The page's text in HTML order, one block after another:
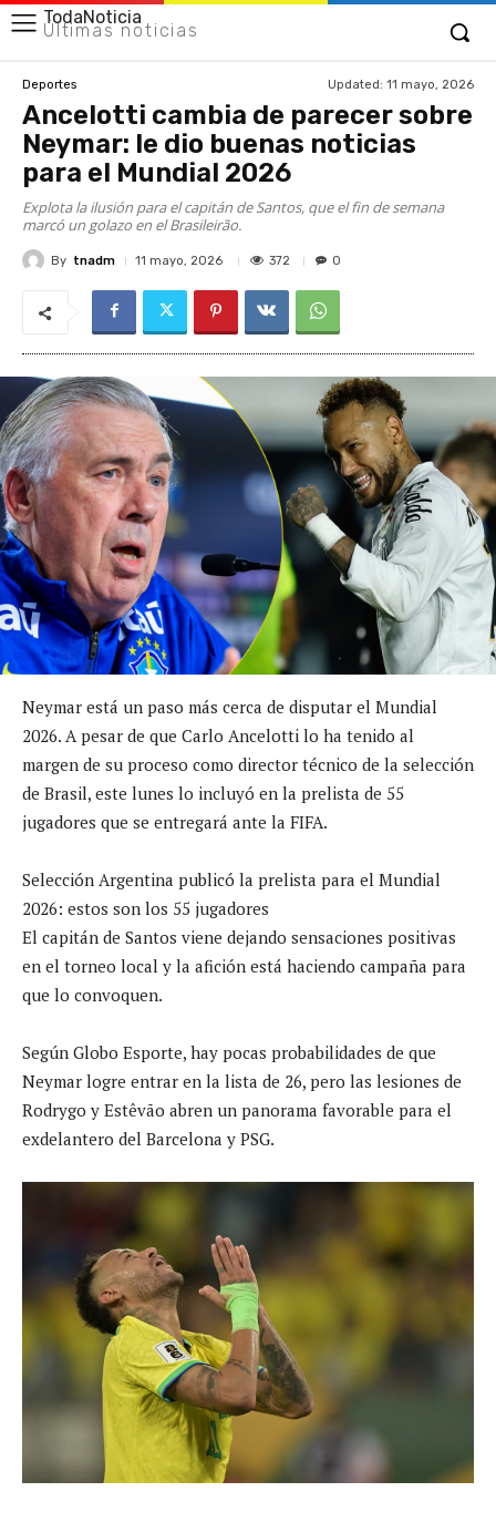
TodaNoticia
Últimas noticias
Deportes Updated: 11 mayo, 2026
Ancelotti cambia de parecer sobre
Neymar: le dio buenas noticias
para el Mundial 2026
Explota la ilusión para el capitán de Santos, que el fin de semana
marcó un golazo en el Brasileirão.
By tnadm 11 mayo, 2026 372 0
Neymar está un paso más cerca de disputar el Mundial
2026. A pesar de que Carlo Ancelotti lo ha tenido al
margen de su proceso como director técnico de la selección
de Brasil, este lunes lo incluyó en la prelista de 55
jugadores que se entregará ante la FIFA.
Selección Argentina publicó la prelista para el Mundial
2026: estos son los 55 jugadores
El capitán de Santos viene dejando sensaciones positivas
en el torneo local y la afición está haciendo campaña para
que lo convoquen.
Según Globo Esporte, hay pocas probabilidades de que
Neymar logre entrar en la lista de 26, pero las lesiones de
Rodrygo y Estêvão abren un panorama favorable para el
exdelantero del Barcelona y PSG.